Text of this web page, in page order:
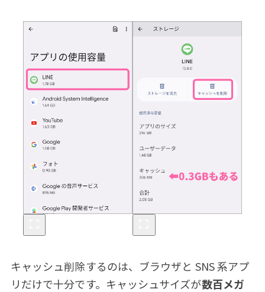
キャッシュ削除するのは、ブラウザと SNS 系アプ
リだけで十分です。キャッシュサイズが数百メガ